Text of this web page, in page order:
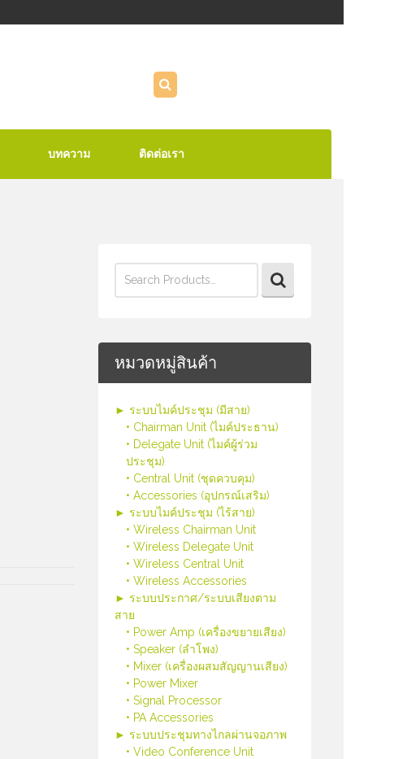
บทความ ติดต่อเรา
for:
หมวดหมู่สินค้า
► ระบบไมค์ประชุม (มีสาย)
• Chairman Unit (ไมค์ประธาน)
• Delegate Unit (ไมค์ผู้ร่วม
ประชุม)
• Central Unit (ชุดควบคุม)
• Accessories (อุปกรณ์เสริม)
► ระบบไมค์ประชุม (ไร้สาย)
• Wireless Chairman Unit
• Wireless Delegate Unit
• Wireless Central Unit
• Wireless Accessories
► ระบบประกาศ/ระบบเสียงตาม
สาย
• Power Amp (เครื่องขยายเสียง)
• Speaker (ลำโพง)
• Mixer (เครื่องผสมสัญญานเสียง)
• Power Mixer
• Signal Processor
• PA Accessories
► ระบบประชุมทางไกลผ่านจอภาพ
• Video Conference Unit